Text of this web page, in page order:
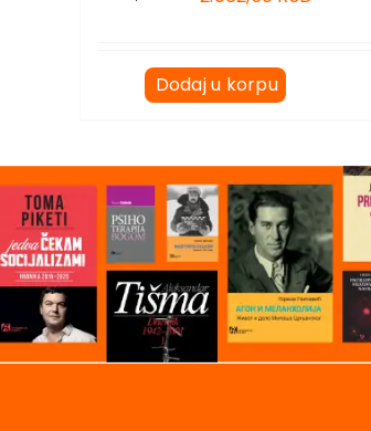
Dodaj u korpu